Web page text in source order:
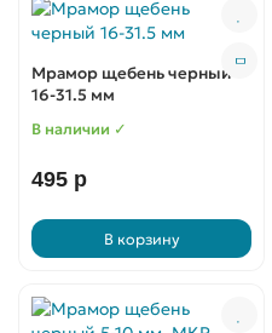
Мрамор щебень черный
16-31.5 мм
В наличии ✓
495 р
В корзину